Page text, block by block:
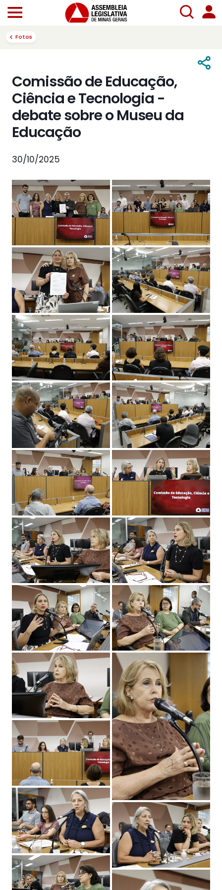
Fotos
Comissão de Educação,
Ciência e Tecnologia -
debate sobre o Museu da
Educação
30/10/2025